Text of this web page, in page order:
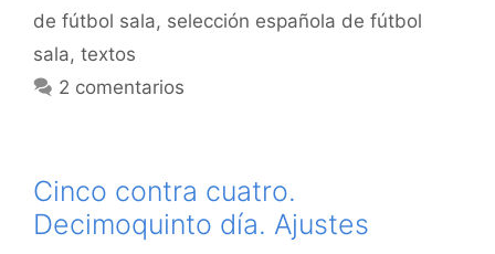
de fútbol sala, selección española de fútbol
sala, textos
2 comentarios
Cinco contra cuatro.
Decimoquinto día. Ajustes